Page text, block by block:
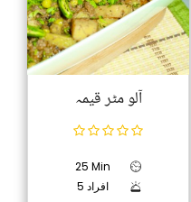
آلو مٹر قیمہ
25 Min
5 افراد